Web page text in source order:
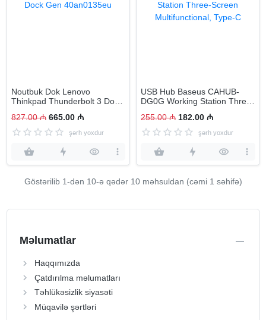
Noutbuk Dok Lenovo
Thinkpad Thunderbolt 3 Dock
827.00 ₼ 665.00 ₼
şərh yoxdur
USB Hub Baseus CAHUB-
DG0G Working Station Three-
C
255.00 ₼ 182.00 ₼
şərh yoxdur
Göstərilib 1-dən 10-ə qədər 10 məhsuldan (cəmi 1 səhifə)
Məlumatlar
Haqqımızda
Çatdırılma məlumatları
Təhlükəsizlik siyasəti
Müqavilə şərtləri